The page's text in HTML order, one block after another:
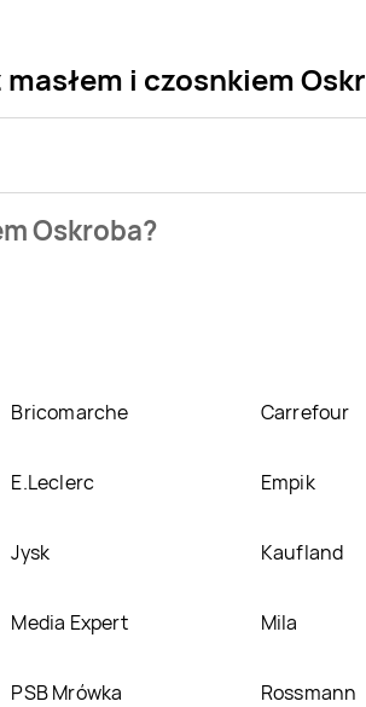
i czosnkiem
Oskroba?
Bricomarche Carrefour
E.Leclerc Empik
Jysk Kaufland
Media Expert Mila
PSB Mrówka Rossmann